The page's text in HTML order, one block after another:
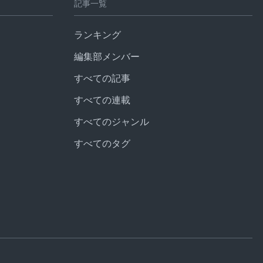
記事一覧
ランキング
編集部メンバー
すべての記事
すべての連載
すべてのジャンル
すべてのタグ